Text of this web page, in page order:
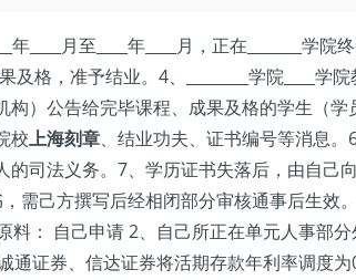
____月至____年____月，正在_______学院
，准予结业。4、________学院____学院教
）公告给完毕课程、成果及格的学生（
校上海刻章、结业功夫、证书编号等消息
司法义务。7、学历证书失落后，由自己
需己方撰写后经相闭部分审核通事后生效
： 自己申请 2、自己所正在单元人事部
证券、信达证券将活期存款年利率调度